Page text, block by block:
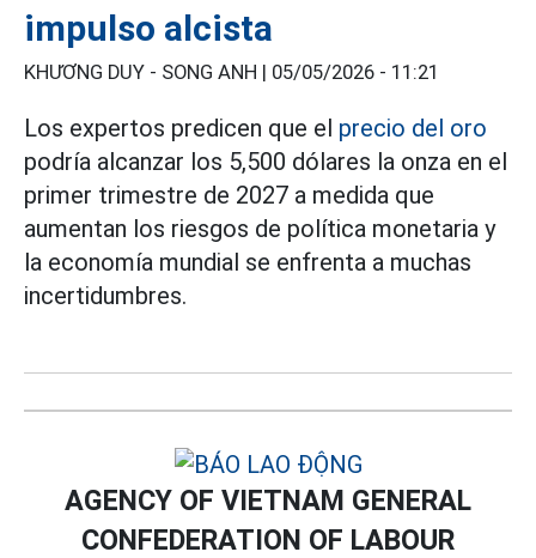
impulso alcista
KHƯƠNG DUY - SONG ANH | 05/05/2026 - 11:21
Los expertos predicen que el precio del oro
podría alcanzar los 5,500 dólares la onza en el
primer trimestre de 2027 a medida que
aumentan los riesgos de política monetaria y
la economía mundial se enfrenta a muchas
incertidumbres.
AGENCY OF VIETNAM GENERAL
CONFEDERATION OF LABOUR